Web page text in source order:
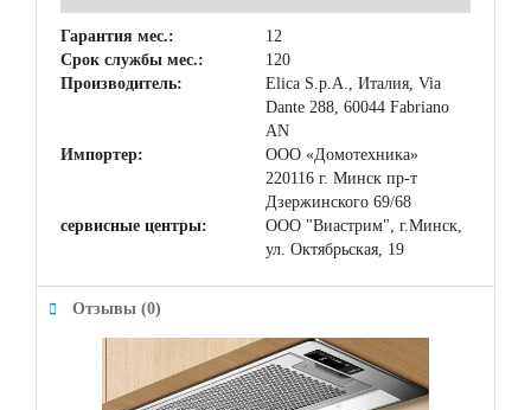
Гарантия мес.:
12
Срок службы мес.:
120
Производитель:
Elica S.p.A., Италия, Via
Dante 288, 60044 Fabriano
AN
Импортер:
ООО «Домотехника»
220116 г. Минск пр-т
Дзержинского 69/68
сервисные центры:
ООО "Виастрим", г.Минск,
ул. Октябрьская, 19
Отзывы (0)